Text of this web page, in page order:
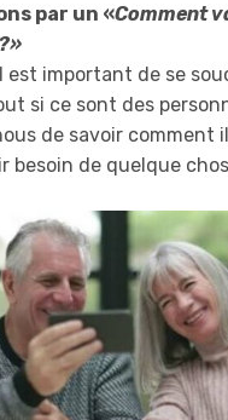
par un «Comment
est important de se
si ce sont des
de savoir comment
besoin de quelque